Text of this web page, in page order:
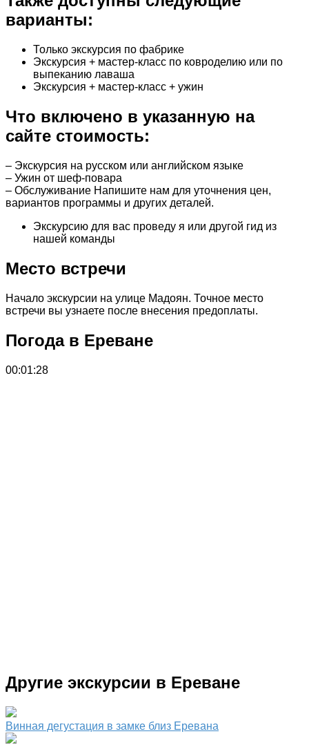
варианты:
Только экскурсия по фабрике
Экскурсия + мастер-класс по ковроделию или по
выпеканию лаваша
Экскурсия + мастер-класс + ужин
Что включено в указанную на
сайте стоимость:
– Экскурсия на русском или английском языке
– Ужин от шеф-повара
– Обслуживание Напишите нам для уточнения цен,
вариантов программы и других деталей.
Экскурсию для вас проведу я или другой гид из
нашей команды
Место встречи
Начало экскурсии на улице Мадоян. Точное место
встречи вы узнаете после внесения предоплаты.
Погода в Ереване
00:01:28
Другие экскурсии в Ереване
Винная дегустация в замке близ Еревана